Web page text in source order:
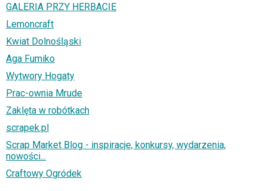
GALERIA PRZY HERBACIE
Lemoncraft
Kwiat Dolnośląski
Aga Fumiko
Wytwory Hogaty
Prac-ownia Mrude
Zaklęta w robótkach
scrapek.pl
Scrap Market Blog - inspiracje, konkursy, wydarzenia,
nowości...
Craftowy Ogródek